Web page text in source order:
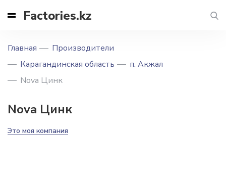
Factories.kz
Главная
Производители
Карагандинская область
п. Акжал
Nova Цинк
Nova Цинк
Это моя компания